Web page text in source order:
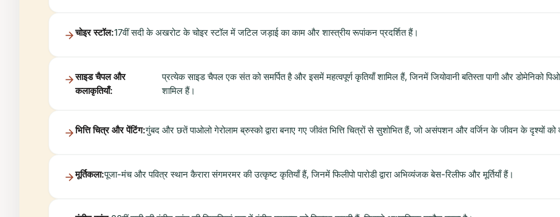
चोइर स्टॉल:17वीं सदी के अखरोट के चोइर स्टॉल में जटिल जड़ाई का काम और शास्त्रीय रूपांकन प्रदर्शित हैं।
साइड चैपल और
कलाकृतियाँ:
प्रत्येक साइड चैपल एक संत को समर्पित है और इसमें महत्वपूर्ण कृतियाँ शामिल हैं, जिनमें जियोवानी बतिस्ता पागी और डोमेनिको
शामिल हैं।
भित्ति चित्र और पेंटिंग:गुंबद और छतें पाओलो गेरोलाम ब्रुस्को द्वारा बनाए गए जीवंत भित्ति चित्रों से सुशोभित हैं, जो असंपशन और वर्जिन के जीवन के दृश्यों को
मूर्तिकला:पूजा-मंच और पवित्र स्थान कैरारा संगमरमर की उत्कृष्ट कृतियाँ हैं, जिनमें फिलीपो पारोडी द्वारा अभिव्यंजक बेस-रिलीफ और मूर्तियाँ हैं।